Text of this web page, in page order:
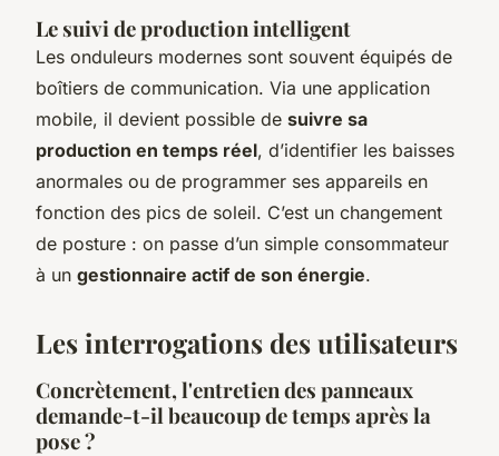
Le suivi de production intelligent
Les onduleurs modernes sont souvent équipés de
boîtiers de communication. Via une application
mobile, il devient possible de suivre sa
production en temps réel, d’identifier les baisses
anormales ou de programmer ses appareils en
fonction des pics de soleil. C’est un changement
de posture : on passe d’un simple consommateur
à un gestionnaire actif de son énergie.
Les interrogations des utilisateurs
Concrètement, l'entretien des panneaux
demande-t-il beaucoup de temps après la
pose ?